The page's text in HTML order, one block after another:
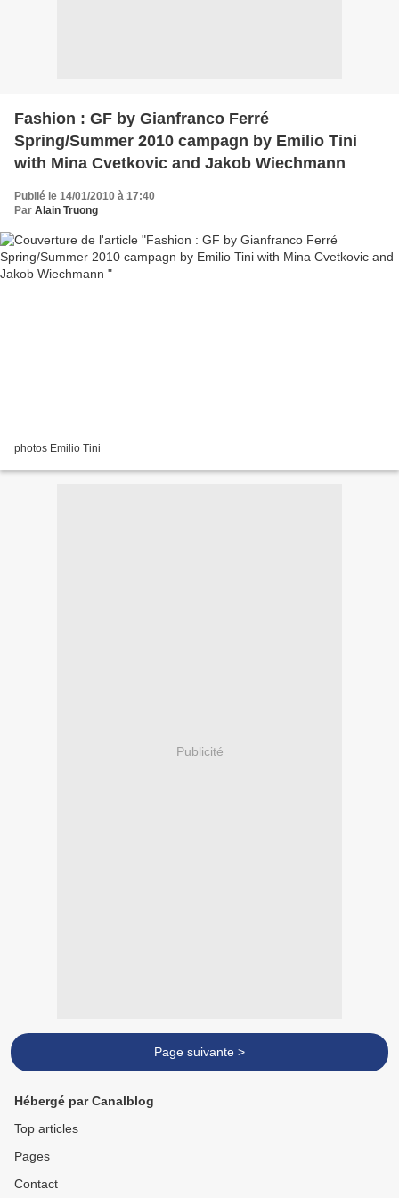
Fashion : GF by Gianfranco Ferré
Spring/Summer 2010 campagn by Emilio Tini
with Mina Cvetkovic and Jakob Wiechmann
Publié le 14/01/2010 à 17:40
Par Alain Truong
photos Emilio Tini
Publicité
Page suivante >
Hébergé par Canalblog
Top articles
Pages
Contact